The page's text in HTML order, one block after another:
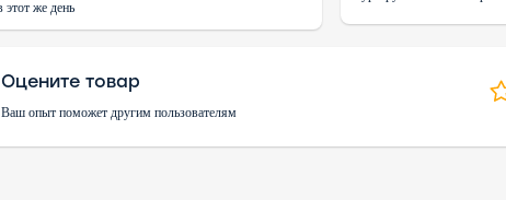
этот же день
Оцените товар
Ваш опыт поможет другим пользователям